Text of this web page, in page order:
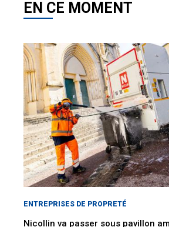
EN CE MOMENT
ENTREPRISES DE PROPRETÉ
Nicollin va passer sous pavillon